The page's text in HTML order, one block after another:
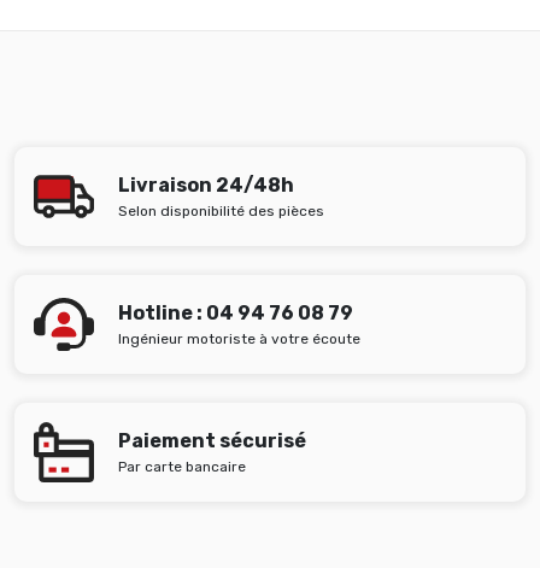
Livraison 24/48h
Selon disponibilité des pièces
Hotline : 04 94 76 08 79
Ingénieur motoriste à votre écoute
Paiement sécurisé
Par carte bancaire